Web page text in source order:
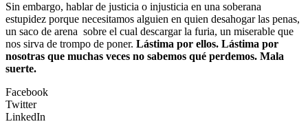
Sin embargo, hablar de justicia o injusticia en una soberana
estupidez porque necesitamos alguien en quien desahogar las penas,
un saco de arena sobre el cual descargar la furia, un miserable que
nos sirva de trompo de poner. Lástima por ellos. Lástima por
nosotras que muchas veces no sabemos qué perdemos. Mala
suerte.
Facebook
Twitter
LinkedIn